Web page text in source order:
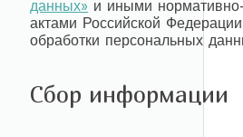
данных» и иными
актами Российской
обработки персональных
Сбор информации